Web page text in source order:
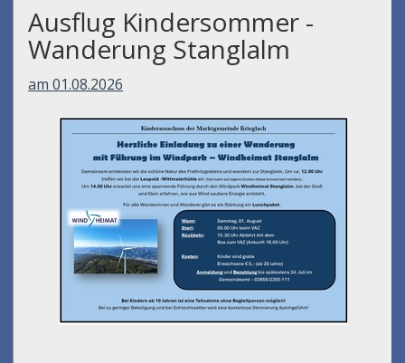
Ausflug Kindersommer -
Wanderung Stanglalm
am 01.08.2026